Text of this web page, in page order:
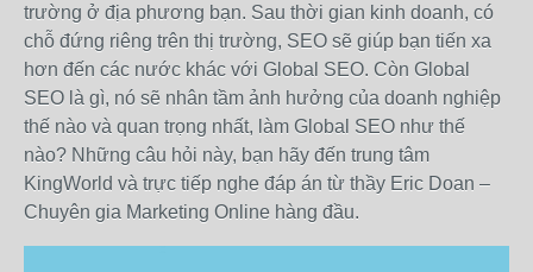
trường ở địa phương bạn. Sau thời gian kinh doanh, có
chỗ đứng riêng trên thị trường, SEO sẽ giúp bạn tiến xa
hơn đến các nước khác với Global SEO. Còn Global
SEO là gì, nó sẽ nhân tầm ảnh hưởng của doanh nghiệp
thế nào và quan trọng nhất, làm Global SEO như thế
nào? Những câu hỏi này, bạn hãy đến trung tâm
KingWorld và trực tiếp nghe đáp án từ thầy Eric Doan –
Chuyên gia Marketing Online hàng đầu.